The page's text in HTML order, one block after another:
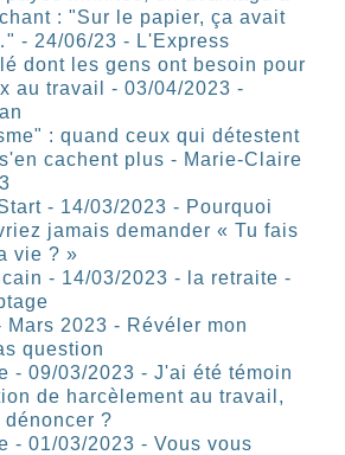
: "Sur le papier, ça avait
- 24/06/23 - L'Express
dont les gens ont besoin pour
au travail - 03/04/2023 -
: quand ceux qui détestent
cachent plus - Marie-Claire
- 14/03/2023 - Pourquoi
jamais demander « Tu fais
vie ? »
- 14/03/2023 - la retraite -
Mars 2023 - Révéler mon
question
- 09/03/2023 - J'ai été témoin
de harcèlement au travail,
dénoncer ?
- 01/03/2023 - Vous vous